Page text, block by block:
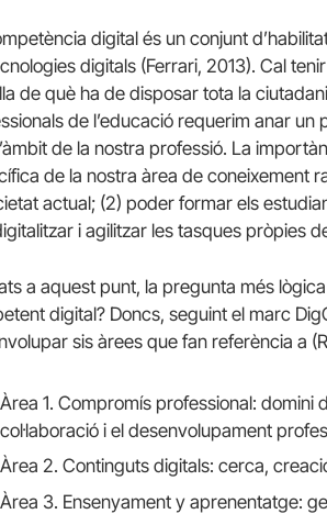
digital és un conjunt
digitals (Ferrari, 2013). Cal
de què ha de disposar tota la
de l’educació requerim anar
de la nostra professió. La
de la nostra àrea de coneixement
actual; (2) poder formar els
i agilitzar les tasques pròpies
a aquest punt, la pregunta més
digital? Doncs, seguint el marc
sis àrees que fan referència a
Àrea 1. Compromís professional: domini
col·laboració i el desenvolupament
Àrea 2. Continguts digitals: cerca,
Àrea 3. Ensenyament y aprenentatge: